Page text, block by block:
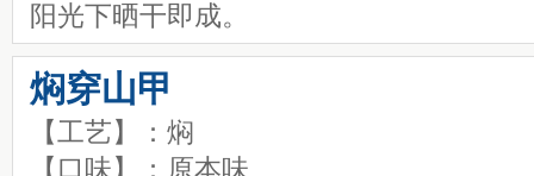
阳光下晒干即成。
焖穿山甲
【工艺】：焖
【口味】：原本味